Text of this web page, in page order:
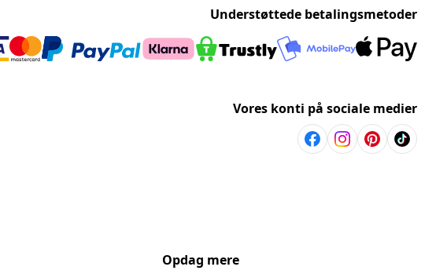
Understøttede betalingsmetoder
Vores konti på sociale medier
Opdag mere